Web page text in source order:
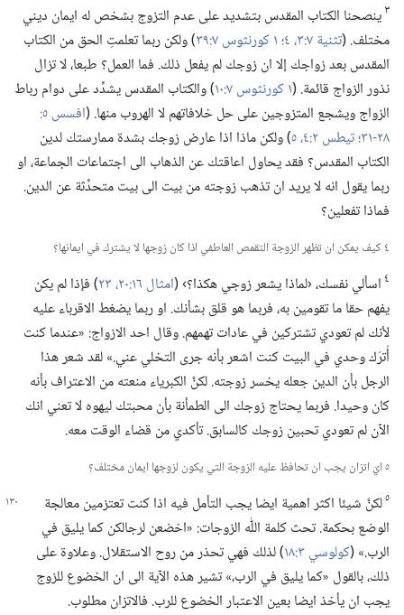
٣ينصحنا الكتاب المقدس بتشديد على عدم التزوج بشخص له ايمان ديني
مختلف.‏ (‏تثنية ٧:‏​٣،‏ ٤؛‏
‏)‏ ولكن ربما تعلمتِ الحق من الكتاب
المقدس بعد زواجك إلا ان زوجك لم يفعل ذلك.‏ فما العمل؟‏ طبعا،‏ لا تزال
نذور الزواج قائمة.‏ (‏١ كورنثوس ٧:‏١٠
‏)‏ والكتاب المقدس يشدِّد على دوام رباط
الزواج ويشجع المتزوجين على حل خلافاتهم لا الهروب منها.‏ (‏
٢٨-‏٣١؛‏
تيطس ٢:‏​٤،‏ ٥
‏)‏ ولكن ماذا اذا عارض زوجك بشدة ممارستك لدين
الكتاب المقدس؟‏ فقد يحاول اعاقتك عن الذهاب الى اجتماعات الجماعة،‏ او
ربما يقول انه لا يريد ان تذهب زوجته من بيت الى بيت متحدِّثة عن الدين.‏
فماذا تفعلين؟‏
٤ كيف يمكن ان تظهر الزوجة التقمص العاطفي اذا كان زوجها لا يشترك في ايمانها؟‏
٤ اسألي نفسك،‏ ‹لماذا يشعر زوجي هكذا؟‏› (‏امثال ١٦:‏​٢٠،‏
‏)‏ فإذا لم يكن
يفهم حقا ما تقومين به،‏ فربما هو قلق بشأنك.‏ او ربما يضغط الاقرباء عليه
لأنك لم تعودي تشتركين في عادات تهمهم.‏ وقال احد الازواج:‏ «عندما كنت
أُترَك وحدي في البيت كنت اشعر بأنه جرى التخلي عني.‏» لقد شعر هذا
الرجل بأن الدين جعله يخسر زوجته.‏ لكنَّ الكبرياء منعته من الاعتراف بأنه
كان وحيدا.‏ فربما يحتاج زوجك الى الطمأنة بأن محبتك ليهوه لا تعني انك
الآن لم تعودي تحبين زوجك كالسابق.‏ تأكدي من قضاء الوقت معه.‏
٥ ايّ اتزان يجب ان تحافظ عليه الزوجة التي يكون لزوجها ايمان مختلف؟‏
٥لكنَّ شيئا اكثر اهمية ايضا يجب التأمل فيه اذا كنت تعتزمين معالجة
الوضع بحكمة.‏ تحث كلمة اللّٰه الزوجات:‏ «اخضعن لرجالكن كما يليق في
الرب.‏» (‏كولوسي ٣:‏١٨
‏)‏ لذلك فهي تحذر من روح الاستقلال.‏ وعلاوة على
ذلك،‏ بالقول «كما يليق في الرب،‏» تشير هذه الآية الى ان الخضوع للزوج
يجب ان يأخذ ايضا بعين الاعتبار الخضوع للرب.‏ فالاتزان مطلوب.‏